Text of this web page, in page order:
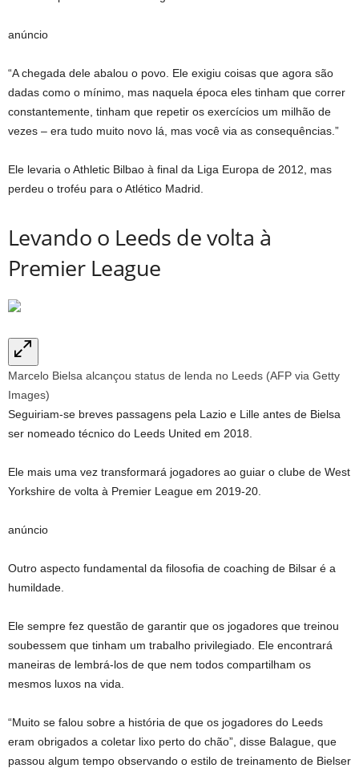
anúncio
“A chegada dele abalou o povo. Ele exigiu coisas que agora são
dadas como o mínimo, mas naquela época eles tinham que correr
constantemente, tinham que repetir os exercícios um milhão de
vezes – era tudo muito novo lá, mas você via as consequências.”
Ele levaria o Athletic Bilbao à final da Liga Europa de 2012, mas
perdeu o troféu para o Atlético Madrid.
Levando o Leeds de volta à
Premier League
Marcelo Bielsa alcançou status de lenda no Leeds (AFP via Getty
Images)
Seguiriam-se breves passagens pela Lazio e Lille antes de Bielsa
ser nomeado técnico do Leeds United em 2018.
Ele mais uma vez transformará jogadores ao guiar o clube de West
Yorkshire de volta à Premier League em 2019-20.
anúncio
Outro aspecto fundamental da filosofia de coaching de Bilsar é a
humildade.
Ele sempre fez questão de garantir que os jogadores que treinou
soubessem que tinham um trabalho privilegiado. Ele encontrará
maneiras de lembrá-los de que nem todos compartilham os
mesmos luxos na vida.
“Muito se falou sobre a história de que os jogadores do Leeds
eram obrigados a coletar lixo perto do chão”, disse Balague, que
passou algum tempo observando o estilo de treinamento de Bielser